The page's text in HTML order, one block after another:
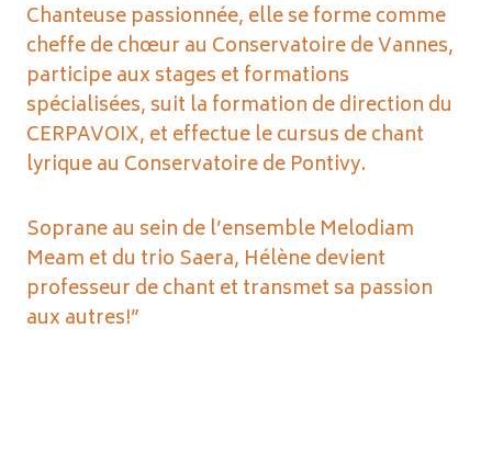
Chanteuse passionnée, elle se forme comme
cheffe de chœur au Conservatoire de Vannes,
participe aux stages et formations
spécialisées, suit la formation de direction du
CERPAVOIX, et effectue le cursus de chant
lyrique au Conservatoire de Pontivy.
Soprane au sein de l’ensemble Melodiam
Meam et du trio Saera, Hélène devient
professeur de chant et transmet sa passion
aux autres!”